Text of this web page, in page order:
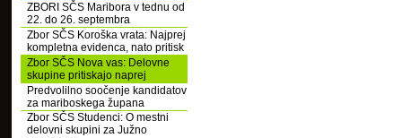
ZBORI SČS Maribora v tednu od
22. do 26. septembra
Zbor SČS Koroška vrata: Najprej
kompletna evidenca, nato pritisk
Zbor SČS Nova vas: Delovne
skupine pritiskajo naprej
Predvolilno soočenje kandidatov
za mariboskega župana
Zbor SČS Studenci: O mestni
delovni skupini za Južno